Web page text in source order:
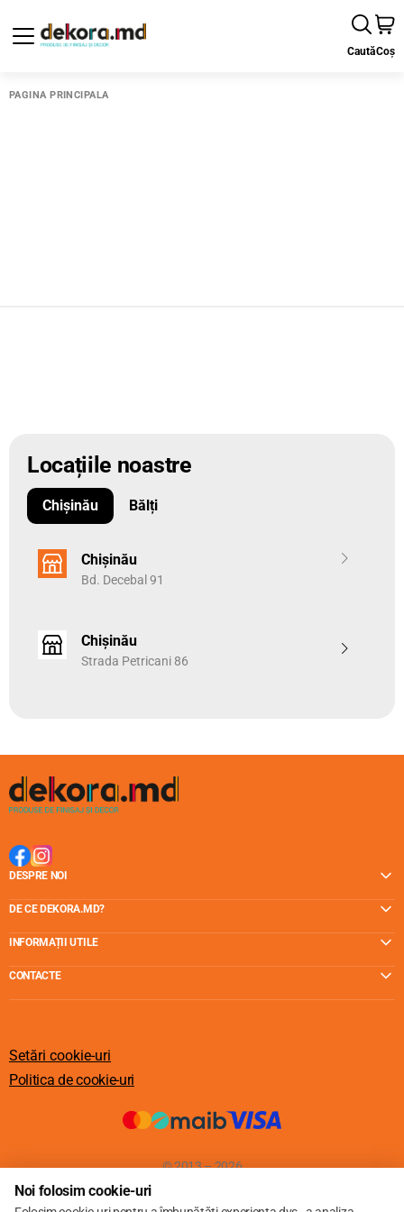
CautăCoș
PAGINA PRINCIPALĂ
Locațiile noastre
Chișinău Bălți
Chișinău
Bd. Decebal 91
Chișinău
Strada Petricani 86
DESPRE NOI
DE CE DEKORA.MD?
INFORMAȚII UTILE
CONTACTE
Setări cookie-uri
Politica de cookie-uri
© 2013 – 2026
Noi folosim cookie-uri